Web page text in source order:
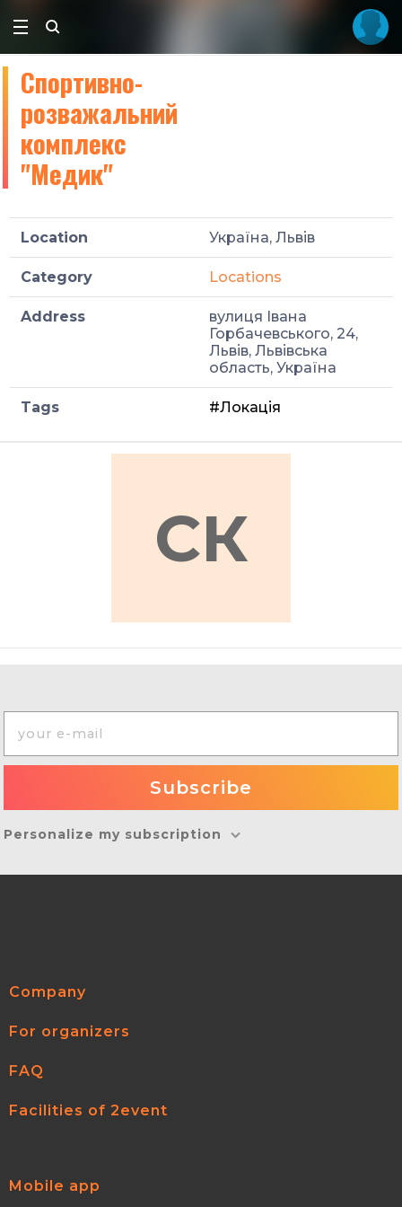
Спортивно-
розважальний
комплекс
"Медик"
Location Україна, Львів
Category Locations
Address
вулиця Івана
Горбачевського, 24,
Львів, Львівська
область, Україна
Tags #Локація
СК
Personalize my subscription
Company
For organizers
FAQ
Facilities of 2event
Mobile app